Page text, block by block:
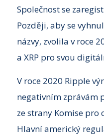
Společnost se
Později, aby se
názvy, zvolila v roce
a XRP pro svou
V roce 2020 Ripple
negativním zprávám
ze strany Komise pro
Hlavní americký